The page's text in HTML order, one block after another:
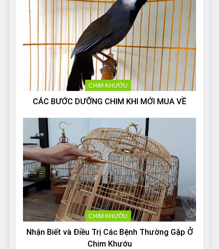
CHIM KHƯỚU
CÁC BƯỚC DƯỠNG CHIM KHI MỚI MUA VỀ
CHIM KHƯỚU
Nhận Biết và Điều Trị Các Bệnh Thường Gặp Ở
Chim Khướu